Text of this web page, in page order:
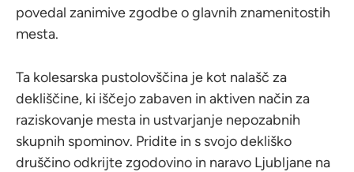
povedal zanimive zgodbe o glavnih znamenitostih
mesta.
Ta kolesarska pustolovščina je kot nalašč za
dekliščine, ki iščejo zabaven in aktiven način za
raziskovanje mesta in ustvarjanje nepozabnih
skupnih spominov. Pridite in s svojo dekliško
druščino odkrijte zgodovino in naravo Ljubljane na